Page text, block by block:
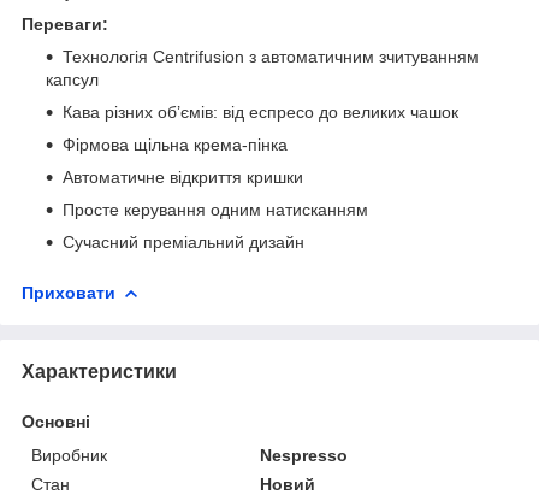
Переваги:
Технологія Centrifusion з автоматичним зчитуванням
капсул
Кава різних об’ємів: від еспресо до великих чашок
Фірмова щільна крема-пінка
Автоматичне відкриття кришки
Просте керування одним натисканням
Сучасний преміальний дизайн
Приховати
Характеристики
Основні
Виробник
Nespresso
Стан
Новий